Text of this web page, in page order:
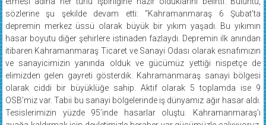
sözlerine şu şekilde devam etti: “Kahramanmaraş 6 Şubat’ta
depremin merkez üssü olarak büyük bir yıkım yaşadı. Bu yıkımın
hasar boyutu diğer şehirlere istinaden fazlaydı. Depremin ilk anından
itibaren Kahramanmaraş Ticaret ve Sanayi Odası olarak esnafımızın
ve sanayicimizin yanında olduk ve gücümüz yettiği nispetçe de
elimizden gelen gayreti gösterdik. Kahramanmaraş sanayi bölgesi
olarak ciddi bir büyüklüğe sahip. Aktif olarak 5 toplamda ise 9
OSB’miz var. Tabii bu sanayi bölgelerinde iş dünyamız ağır hasar aldı.
Tesislerimizin yüzde 95’inde hasarlar oluştu. Kahramanmaraş’ı
ayağa kaldırmak için devletimizle beraber var gücümüzle çalışıyoruz.